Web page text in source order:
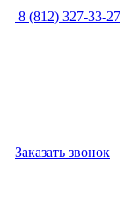
8 (812) 327-33-27
Заказать звонок